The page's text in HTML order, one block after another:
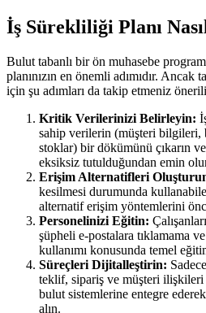
İş Sürekliliği Planı
Bulut tabanlı bir ön muhasebe
planınızın en önemli adımıdır.
için şu adımları da takip etmeniz
Kritik Verilerinizi Belirleyin:
sahip verilerin (müşteri bilgileri,
stoklar) bir dökümünü çıkarın
eksiksiz tutulduğundan emin
Erişim Alternatifleri
kesilmesi durumunda
alternatif erişim yöntemlerini
Personelinizi Eğitin:
şüpheli e-postalara tıklamama
kullanımı konusunda temel
Süreçleri Dijitalleştirin:
teklif, sipariş ve müşteri
bulut sistemlerine entegre ederek
alın.